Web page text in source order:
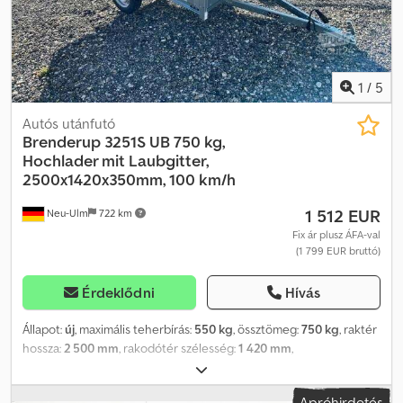
1 / 5
Neu-Ulm 722 km
Autós utánfutó
Brenderup 3251S UB 750 kg,
Hochlader mit Laubgitter,
2500x1420x350mm, 100 km/h
1 512 EUR
Fix ár plusz ÁFA-val
(1 799 EUR bruttó)
Érdeklődni Hívás
Állapot:új, maximális teherbírás: 550 kg, össztömeg:750 kg, raktér
hossza: 2 500 mm , rakodótér szélesség:1 420 mm
, rakodótér térfogata:
építési magasság:1 460 mm, munkaszélesség:1 490 mm, Gyártó: